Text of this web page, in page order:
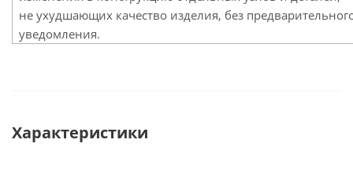
не ухудшающих качество изделия, без
уведомления.
Характеристики